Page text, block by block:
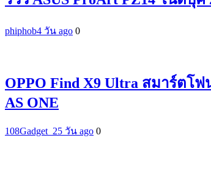
phiphob4 วัน ago 0
OPPO Find X9 Ultra สมาร์ตโ
AS ONE
108Gadget_25 วัน ago 0